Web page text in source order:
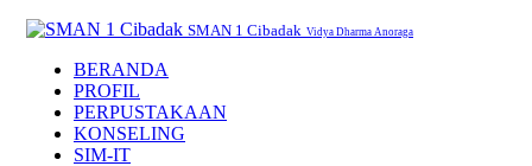
SMAN 1 Cibadak Vidya Dharma Anoraga
BERANDA
PROFIL
PERPUSTAKAAN
KONSELING
SIM-IT